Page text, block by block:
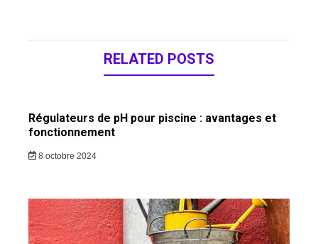
RELATED POSTS
Régulateurs de pH pour piscine : avantages et
fonctionnement
8 octobre 2024